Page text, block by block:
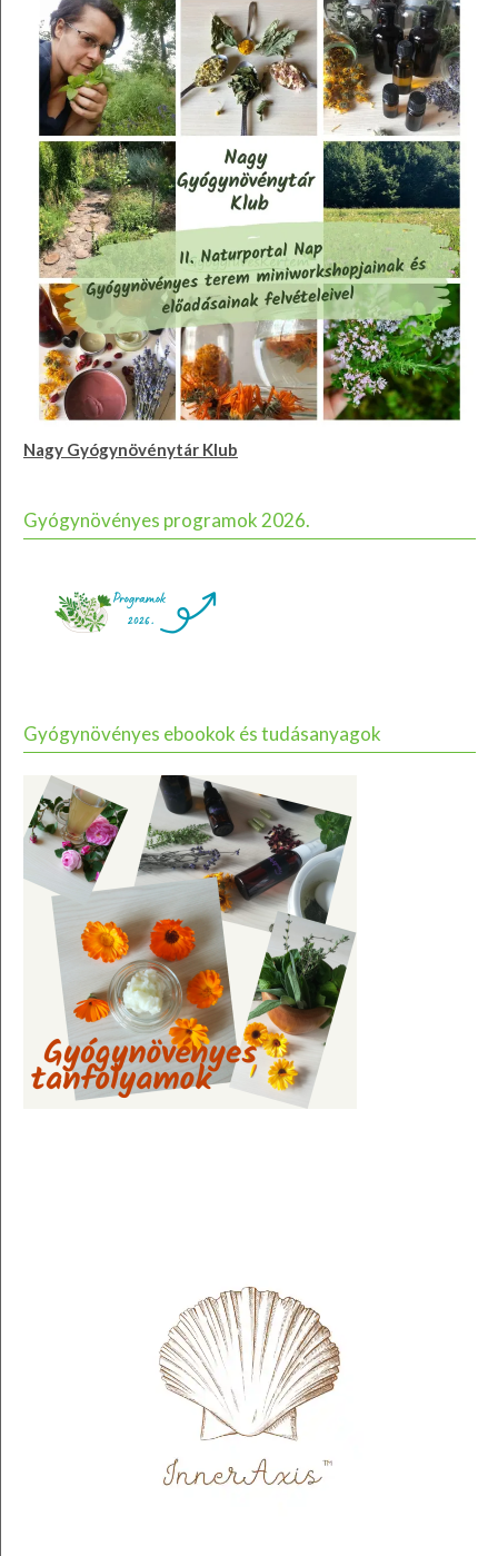
Nagy Gyógynövénytár Klub
Gyógynövényes programok 2026.
Gyógynövényes ebookok és tudásanyagok